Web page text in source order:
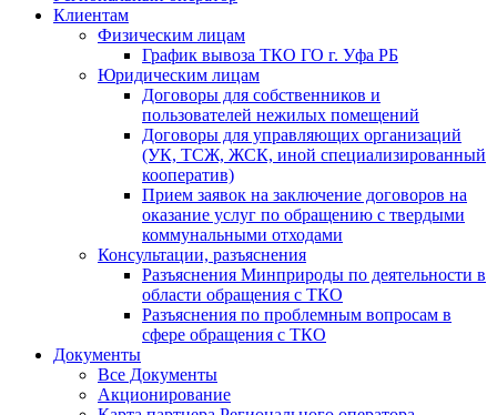
Клиентам
Физическим лицам
График вывоза ТКО ГО г. Уфа РБ
Юридическим лицам
Договоры для собственников и
пользователей нежилых помещений
Договоры для управляющих организаций
(УК, ТСЖ, ЖСК, иной специализированный
кооператив)
Прием заявок на заключение договоров на
оказание услуг по обращению с твердыми
коммунальными отходами
Консультации, разъяснения
Разъяснения Минприроды по деятельности в
области обращения с ТКО
Разъяснения по проблемным вопросам в
сфере обращения с ТКО
Документы
Все Документы
Акционирование